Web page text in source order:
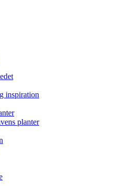
inspiration
planter